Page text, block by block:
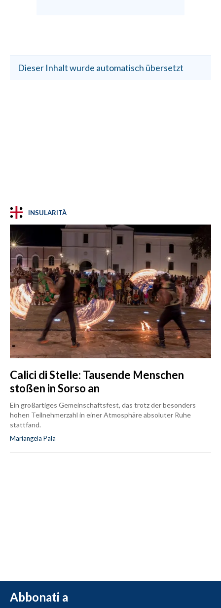
Dieser Inhalt wurde automatisch übersetzt
INSULARITÀ
Calici di Stelle: Tausende Menschen
stoßen in Sorso an
Ein großartiges Gemeinschaftsfest, das trotz der besonders
hohen Teilnehmerzahl in einer Atmosphäre absoluter Ruhe
stattfand.
Mariangela Pala
Abbonati a